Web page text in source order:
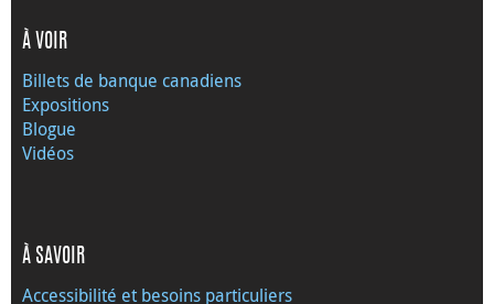
À VOIR
Billets de banque canadiens
Expositions
Blogue
Vidéos
À SAVOIR
Accessibilité et besoins particuliers